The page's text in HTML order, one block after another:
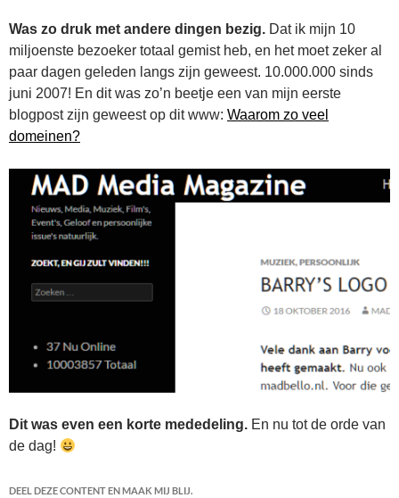
Was zo druk met andere dingen bezig. Dat ik mijn 10
miljoenste bezoeker totaal gemist heb, en het moet zeker al
paar dagen geleden langs zijn geweest. 10.000.000 sinds
juni 2007! En dit was zo’n beetje een van mijn eerste
blogpost zijn geweest op dit www: Waarom zo veel
domeinen?
Dit was even een korte mededeling. En nu tot de orde van
de dag!
DEEL DEZE CONTENT EN MAAK MIJ BLIJ.